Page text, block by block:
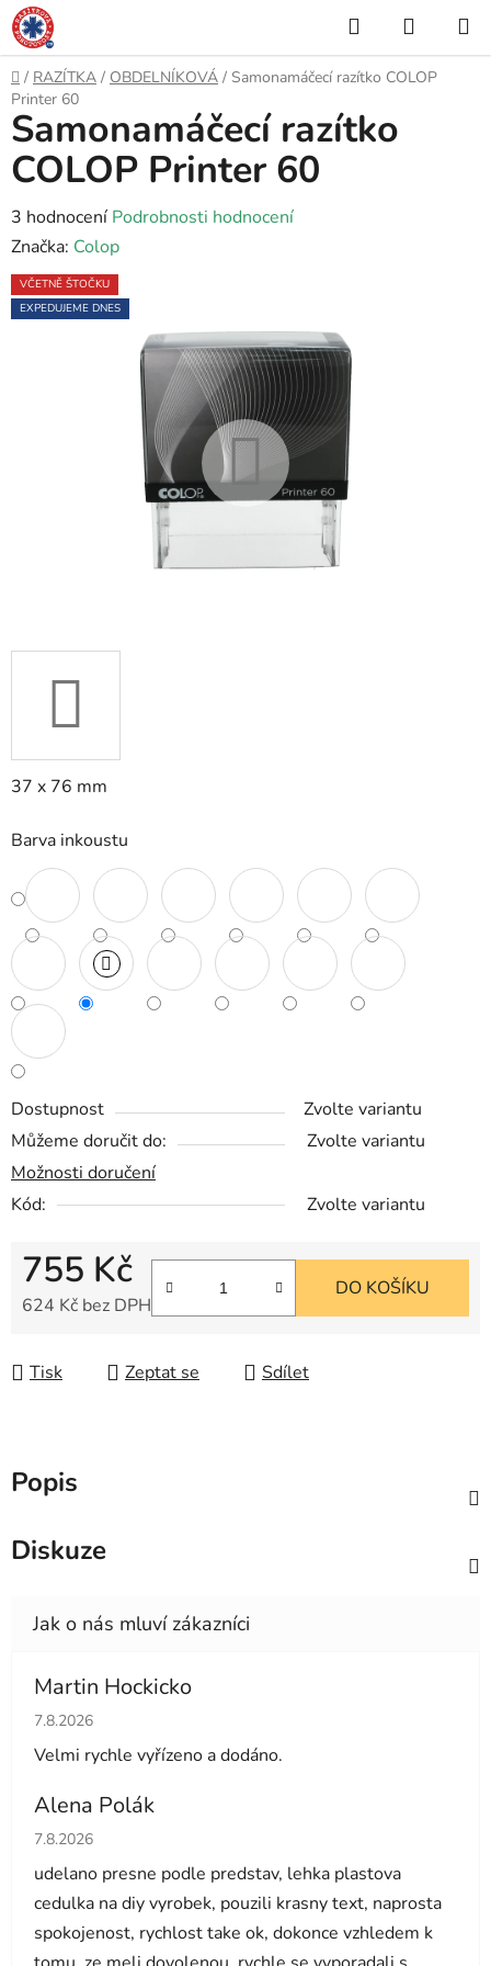
Přejít
na
obsah
Hledat
KOŠÍK
Domů
/ RAZÍTKA / OBDELNÍKOVÁ / Samonamáčecí razítko COLOP
Printer 60
37 x 76 mm
Barva inkoustu
Dostupnost
Zvolte variantu
Můžeme doručit do:
Zvolte variantu
Možnosti doručení
Kód:
Zvolte variantu
755 Kč
624 Kč bez DPH
DO KOŠÍKU
Tisk Zeptat se Sdílet
Samonamáčecí razítko
COLOP Printer 60
Průměrné
hodnocení
produktu
je
3 hodnocení Podrobnosti hodnocení
Značka: Colop
VČETNĚ ŠTOČKU
EXPEDUJEME DNES
Popis
Diskuze
Martin Hockicko
Hodnocení obchodu je 5 z 5 hvězdiček.
7.8.2026
Velmi rychle vyřízeno a dodáno.
Alena Polák
Hodnocení obchodu je 5 z 5 hvězdiček.
7.8.2026
udelano presne podle predstav, lehka plastova
cedulka na diy vyrobek, pouzili krasny text, naprosta
spokojenost, rychlost take ok, dokonce vzhledem k